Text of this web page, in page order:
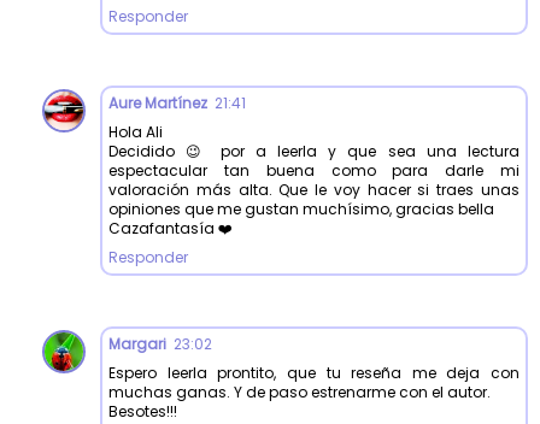
Responder
Aure Martínez 21:41
Hola Ali
Decidido 😉 por a leerla y que sea una lectura
espectacular tan buena como para darle mi
valoración más alta. Que le voy hacer si traes unas
opiniones que me gustan muchísimo, gracias bella
Cazafantasía ❤️
Responder
Margari 23:02
Espero leerla prontito, que tu reseña me deja con
muchas ganas. Y de paso estrenarme con el autor.
Besotes!!!